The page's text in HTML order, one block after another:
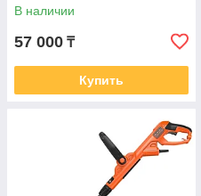
В наличии
57 000 ₸
Купить